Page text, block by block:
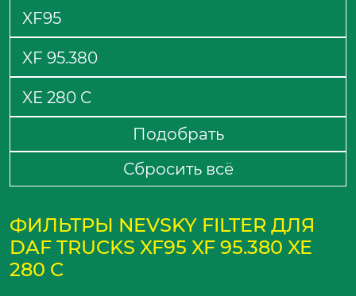
Подобрать
Сбросить всё
ФИЛЬТРЫ NEVSKY FILTER ДЛЯ
DAF TRUCKS XF95 XF 95.380 XE
280 C